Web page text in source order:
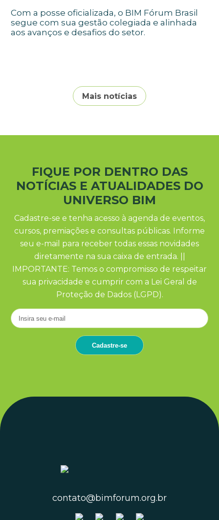
Com a posse oficializada, o BIM Fórum Brasil
segue com sua gestão colegiada e alinhada
aos avanços e desafios do setor.
Mais notícias
FIQUE POR DENTRO DAS
NOTÍCIAS E ATUALIDADES DO
UNIVERSO BIM
Cadastre-se e tenha acesso à agenda de eventos,
cursos, premiações e consultas públicas. Informe
seu e-mail para receber todas essas novidades
diretamente na sua caixa de entrada. ||
IMPORTANTE: Temos o compromisso de respeitar
sua privacidade e cumprir com a Lei Geral de
Proteção de Dados (LGPD).
contato@bimforum.org.br